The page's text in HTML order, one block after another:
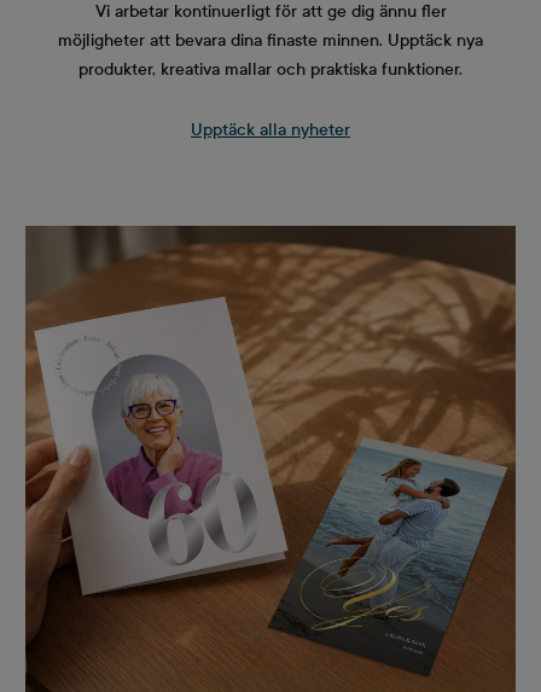
Vi arbetar kontinuerligt för att ge dig ännu fler
möjligheter att bevara dina finaste minnen. Upptäck nya
produkter, kreativa mallar och praktiska funktioner.
Upptäck alla nyheter